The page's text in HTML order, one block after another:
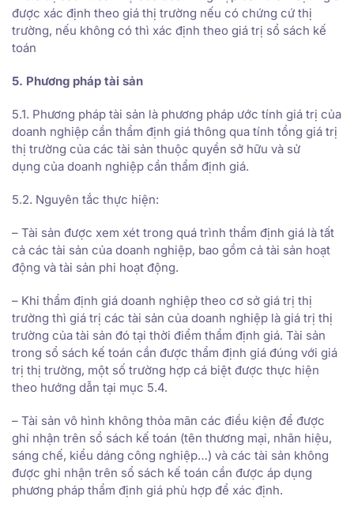
được xác định theo giá thị trường nếu có chứng cứ thị
trường, nếu không có thì xác định theo giá trị sổ sách kế
toán
5. Phương pháp tài sản
5.1. Phương pháp tài sản là phương pháp ước tính giá trị của
doanh nghiệp cần thẩm định giá thông qua tính tổng giá trị
thị trường của các tài sản thuộc quyền sở hữu và sử
dụng của doanh nghiệp cần thẩm định giá.
5.2. Nguyên tắc thực hiện:
– Tài sản được xem xét trong quá trình thẩm định giá là tất
cả các tài sản của doanh nghiệp, bao gồm cả tài sản hoạt
động và tài sản phi hoạt động.
– Khi thẩm định giá doanh nghiệp theo cơ sở giá trị thị
trường thì giá trị các tài sản của doanh nghiệp là giá trị thị
trường của tài sản đó tại thời điểm thẩm định giá. Tài sản
trong sổ sách kế toán cần được thẩm định giá đúng với giá
trị thị trường, một số trường hợp cá biệt được thực hiện
theo hướng dẫn tại mục 5.4.
– Tài sản vô hình không thỏa mãn các điều kiện để được
ghi nhận trên sổ sách kế toán (tên thương mại, nhãn hiệu,
sáng chế, kiểu dáng công nghiệp…) và các tài sản không
được ghi nhận trên sổ sách kế toán cần được áp dụng
phương pháp thẩm định giá phù hợp để xác định.